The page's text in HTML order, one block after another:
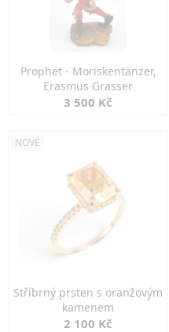
Prophet - Moriskentänzer,
Erasmus Grasser
3 500 Kč
NOVÉ
Stříbrný prsten s oranžovým
kamenem
2 100 Kč